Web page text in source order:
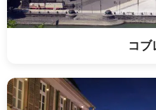
コブ